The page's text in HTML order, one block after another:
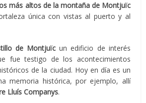
más altos de la montaña de Montjuïc
única con vistas al puerto y al
de Montjuïc un edificio de interés
fue testigo de los acontecimientos
de la ciudad. Hoy en día es un
memoria histórica, por ejemplo, allí
Lluís Companys.